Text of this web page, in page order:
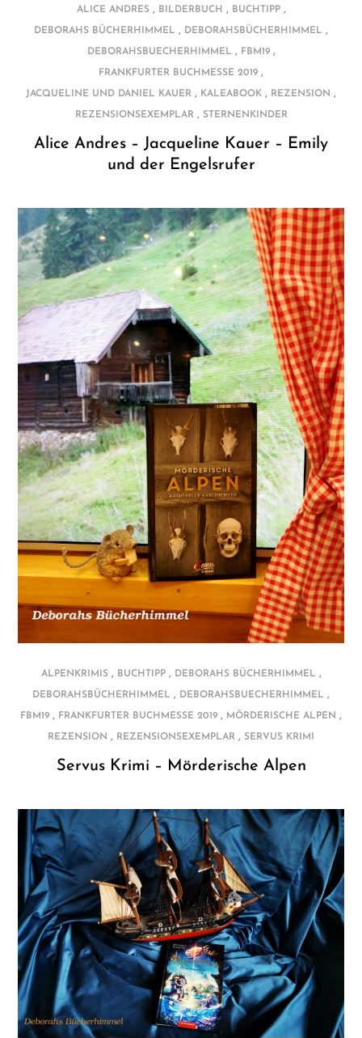
ALICE ANDRES, BILDERBUCH , BUCHTIPP,
DEBORAHS BÜCHERHIMMEL , DEBORAHSBÜCHERHIMMEL ,
DEBORAHSBUECHERHIMMEL , FBM19,
FRANKFURTER BUCHMESSE 2019 ,
JACQUELINE UND DANIEL KAUER , KALEABOOK , REZENSION ,
REZENSIONSEXEMPLAR, STERNENKINDER
Alice Andres – Jacqueline Kauer – Emily
und der Engelsrufer
ALPENKRIMIS, BUCHTIPP, DEBORAHS BÜCHERHIMMEL ,
DEBORAHSBÜCHERHIMMEL , DEBORAHSBUECHERHIMMEL ,
FBM19 , FRANKFURTER BUCHMESSE 2019 , MÖRDERISCHE ALPEN ,
REZENSION , REZENSIONSEXEMPLAR , SERVUS KRIMI
Servus Krimi – Mörderische Alpen